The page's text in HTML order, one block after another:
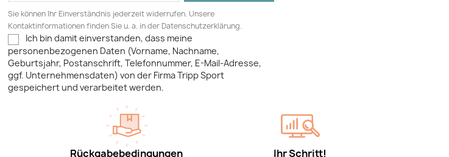
Sie können Ihr Einverständnis jederzeit widerrufen. Unsere
Kontaktinformationen finden Sie u. a. in der Datenschutzerklärung.
Ich bin damit einverstanden, dass meine
personenbezogenen Daten (Vorname, Nachname,
Geburtsjahr, Postanschrift, Telefonnummer, E-Mail-Adresse,
ggf. Unternehmensdaten) von der Firma Tripp Sport
gespeichert und verarbeitet werden.
Rückgabebedingungen Ihr Schritt!